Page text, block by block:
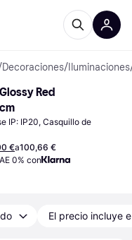
Decoraciones/ Iluminaciones
Red
IP: IP20, Casquillo de
€a100,66 €
0% con
El precio incluye